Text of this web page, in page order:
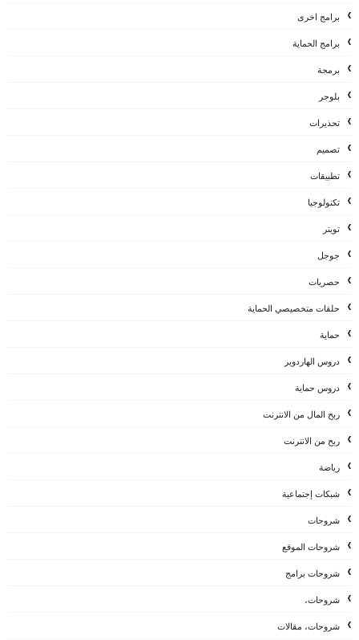
برامج اخرى
برامج الحماية
برمجة
بلوجر
تحذيرات
تصميم
تطبيقات
تكنولوجيا
تويتر
جوجل
حصريات
حلقات متخصيصي الحماية
حماية
دروس الهاردوير
دروس حماية
ربح المال من الانترنت
ربح من الانترنت
رياضة
شبكات إجتماعية
شروحات
شروحات الموقع
شروحات برامج
شروحات،
شروحات، مقالات